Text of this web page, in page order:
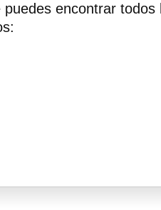
puedes encontrar todos